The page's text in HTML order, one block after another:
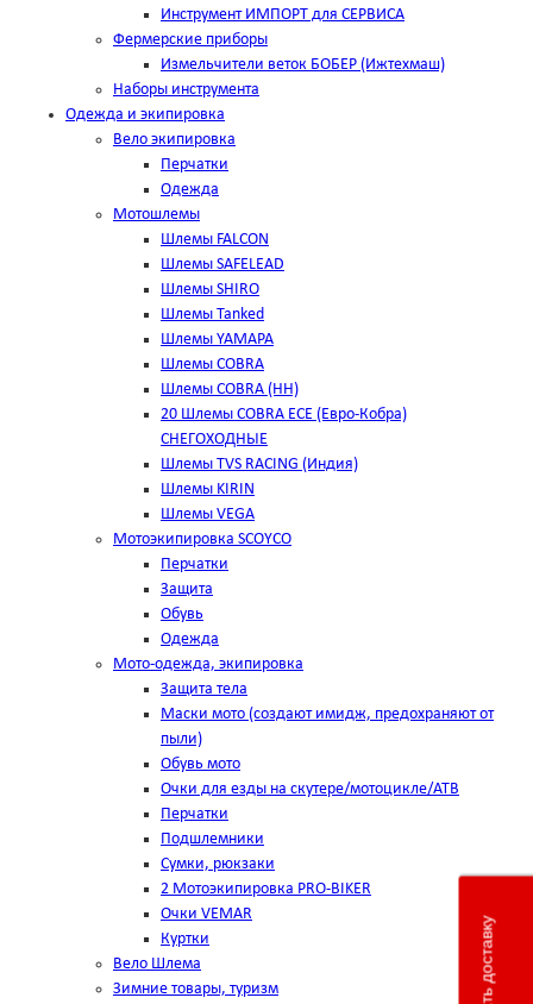
Инструмент ИМПОРТ для СЕРВИСА
Фермерские приборы
Измельчители веток БОБЕР (Ижтехмаш)
Наборы инструмента
Одежда и экипировка
Вело экипировка
Перчатки
Одежда
Мотошлемы
Шлемы FALCON
Шлемы SAFELEAD
Шлемы SHIRO
Шлемы Tanked
Шлемы YAMAPA
Шлемы COBRA
Шлемы COBRA (HH)
20 Шлемы COBRA ECE (Евро-Кобра)
СНЕГОХОДНЫЕ
Шлемы TVS RACING (Индия)
Шлемы KIRIN
Шлемы VEGA
Мотоэкипировка SCOYCO
Перчатки
Защита
Обувь
Одежда
Мото-одежда, экипировка
Защита тела
Маски мото (создают имидж, предохраняют от
пыли)
Обувь мото
Очки для езды на скутере/мотоцикле/АТВ
Перчатки
Подшлемники
Сумки, рюкзаки
2 Мотоэкипировка PRO-BIKER
Очки VEMAR
Куртки
Вело Шлема
Зимние товары, туризм